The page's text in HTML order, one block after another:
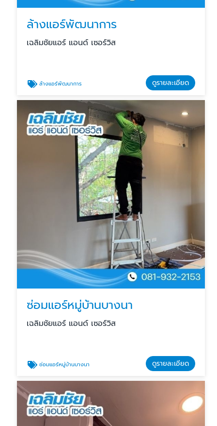
ล้างแอร์พัฒนาการ
เฉลิมชัยแอร์ แอนด์ เซอร์วิส
ล้างแอร์พัฒนาการ ดูรายละเอียด
ซ่อมแอร์หมู่บ้านบางนา
เฉลิมชัยแอร์ แอนด์ เซอร์วิส
ซ่อมแอร์หมู่บ้านบางนา ดูรายละเอียด